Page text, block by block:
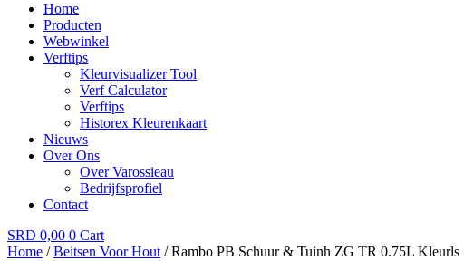
Home
Producten
Webwinkel
Verftips
Kleurvisualizer Tool
Verf Calculator
Verftips
Historex Kleurenkaart
Nieuws
Over Ons
Over Varossieau
Bedrijfsprofiel
Contact
SRD 0,00 0 Cart
Home /Beitsen Voor Hout / Rambo PB Schuur & Tuinh ZG TR 0.75L Kleurls